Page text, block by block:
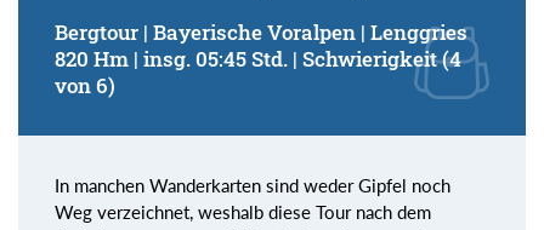
Bergtour | Bayerische Voralpen | Lenggries
820 Hm | insg. 05:45 Std. | Schwierigkeit (4
von 6)
In manchen Wanderkarten sind weder Gipfel noch
Weg verzeichnet, weshalb diese Tour nach dem